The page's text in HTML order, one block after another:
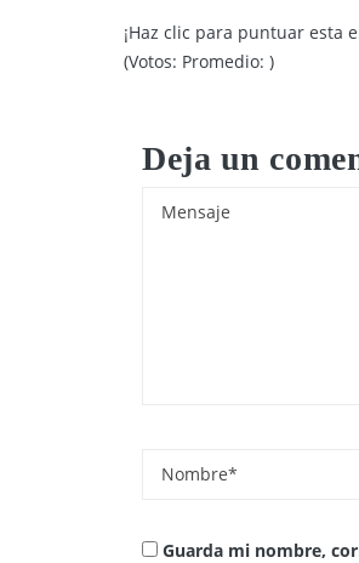
¡Haz clic para puntuar esta
(Votos: Promedio: )
Deja un
Guarda mi nombre,